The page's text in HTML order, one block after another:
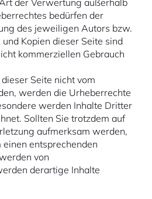
der Verwertung außerhalb
bedürfen der
des jeweiligen Autors bzw.
Kopien dieser Seite sind
kommerziellen Gebrauch
Seite nicht vom
werden die Urheberrechte
werden Inhalte Dritter
Sollten Sie trotzdem auf
aufmerksam werden,
entsprechenden
von
derartige Inhalte